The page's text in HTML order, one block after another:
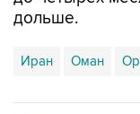
дольше.
Иран Оман